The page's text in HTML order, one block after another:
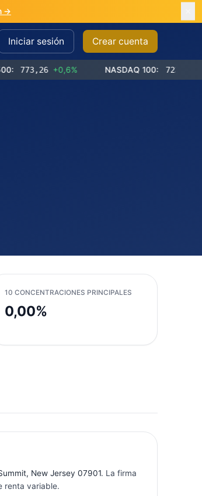
→
Iniciar sesión Crear cuenta
+0,6% NASDAQ 100: 723,03 +1,2%
10 CONCENTRACIONES PRINCIPALES
0,00%
New Jersey 07901. La firma
renta variable.